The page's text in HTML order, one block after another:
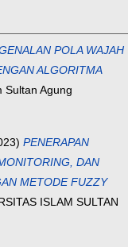
POLA WAJAH
ALGORITMA
Sultan Agung
PENERAPAN
DAN
METODE FUZZY
ISLAM SULTAN